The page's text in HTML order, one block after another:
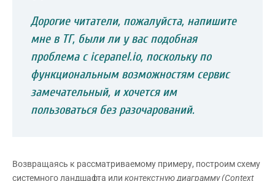
Дорогие читатели, пожалуйста, напишите
мне в ТГ, были ли у вас подобная
проблема с icepanel.io, поскольку по
функциональным возможностям сервис
замечательный, и хочется им
пользоваться без разочарований.
Возвращаясь к рассматриваемому примеру, построим схему
системного ландшафта или контекстную диаграмму (Context